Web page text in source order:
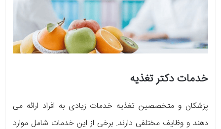
خدمات دکتر تغذیه
پزشکان و متخصصین تغذیه خدمات زیادی به افراد ارائه می
دهند و وظایف مختلفی دارند. برخی از این خدمات شامل موارد